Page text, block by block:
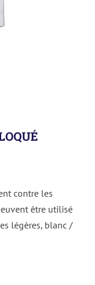
contre les
être utilisé
légères, blanc /